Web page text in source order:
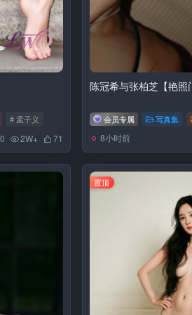
# 孟子义
0 2W+ 71
陈冠希与张柏芝【艳照
会员专属 写真集
8小时前
置顶